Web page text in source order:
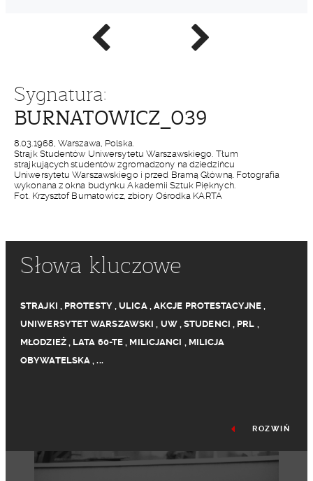
Poprzednie
zdjęcie
Następne
zdjęcie
Sygnatura:
BURNATOWICZ_039
8.03.1968, Warszawa, Polska.
Strajk Studentów Uniwersytetu Warszawskiego. Tłum
strajkujących studentów zgromadzony na dziedzińcu
Uniwersytetu Warszawskiego i przed Bramą Główną. Fotografia
wykonana z okna budynku Akademii Sztuk Pięknych.
Fot. Krzysztof Burnatowicz, zbiory Ośrodka KARTA
Słowa kluczowe
STRAJKI , PROTESTY,ULICA, AKCJE PROTESTACYJNE,
UNIWERSYTET WARSZAWSKI , UW,STUDENCI , PRL ,
MŁODZIEŻ, LATA 60-TE , MILICJANCI , MILICJA
OBYWATELSKA ,...
ROZWIŃ